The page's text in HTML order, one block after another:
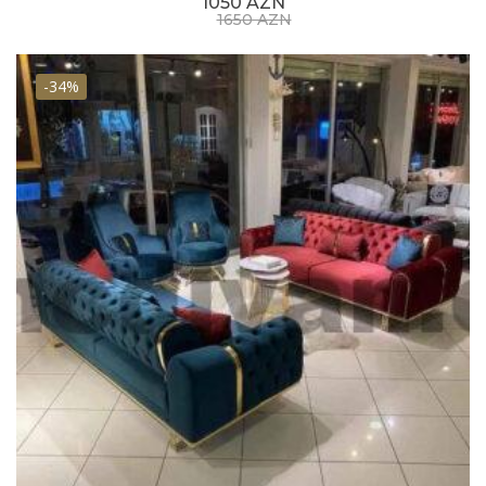
Məxmər parçalardan hazırlanmış divan kreslo dəsti
modelləri əzəmət və parıltı sevənlərin rəğbətini
qazanır.
Qızılı və ya qızılı detallı dizaynlı divan kreslo dəsti
modellərinin əksəriyyətində məxmər parçalar istifadə
olunur. Evinizdə parlaq saray kimi məkan yaratmaq
üçün uyğun məhsul variantıdır. Möhtəşəmliyi ilə
bütün diqqətləri üzərinə çəkən bu modellər
möhtəşəm dizaynları sevənlər tərəfindən böyük
rəğbətlə qarşılanır. Məxmər divan kreslo modelləri
ümumiyyətlə oturma otağı kimi sahələrdə vitrinlə
uyğunlaşaraq dekorasiyaya töhfə verir.
Hər zövqə uygun Divan Dəsti
Seçimləri
Divan dəsti
seçərkən evin dekorasiyasına uyğun
1650 AZN
-34%